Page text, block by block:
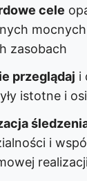
cele
zasobach
przeglądaj i
istotne i
i